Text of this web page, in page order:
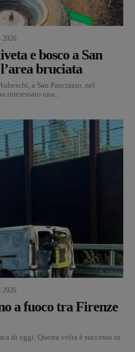
2026
e bosco a San
bruciata
a San Pancrazio, nel
una...
2026
a fuoco tra Firenze
di oggi. Questa volta è successo in